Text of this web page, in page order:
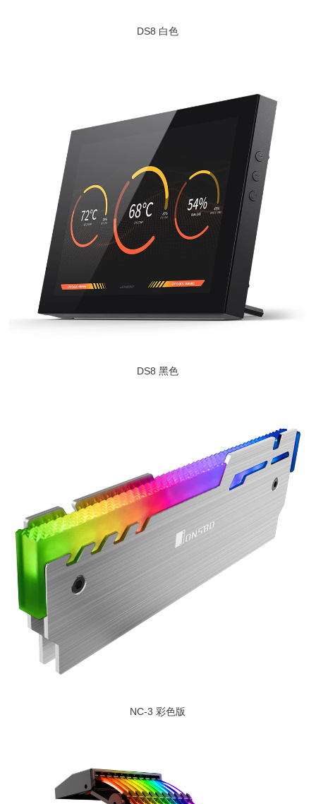
DS8 白色
DS8 黑色
NC-3 彩色版